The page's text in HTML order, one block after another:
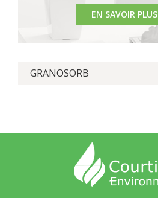
EN SAVOIR PLUS
GRANOSORB